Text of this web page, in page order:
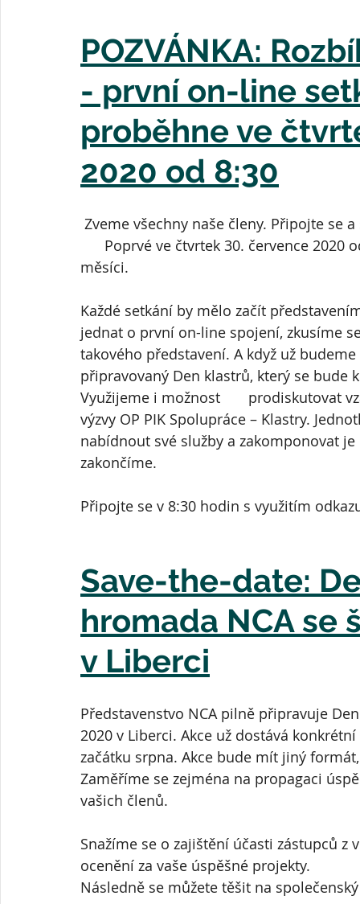
POZVÁNKA:
- první on-line
proběhne ve
2020 od 8:30
Zveme všechny naše členy. Připojte se
Poprvé ve čtvrtek 30. července
měsíci.
Každé setkání by mělo začít
jednat o první on-line spojení, zkusíme
takového představení. A když už
připravovaný Den klastrů, který se bude
Využijeme i možnost       prodiskutovat
výzvy OP PIK Spolupráce – Klastry.
nabídnout své služby a zakomponovat
zakončíme.
Připojte se v 8:30 hodin s využitím
Save-the-date:
hromada NCA se
v Liberci
Představenstvo NCA pilně připravuje
2020 v Liberci. Akce už dostává
začátku srpna. Akce bude mít jiný
Zaměříme se zejména na propagaci
vašich členů.
Snažíme se o zajištění účasti zástupců
ocenění za vaše úspěšné projekty.
Následně se můžete těšit na